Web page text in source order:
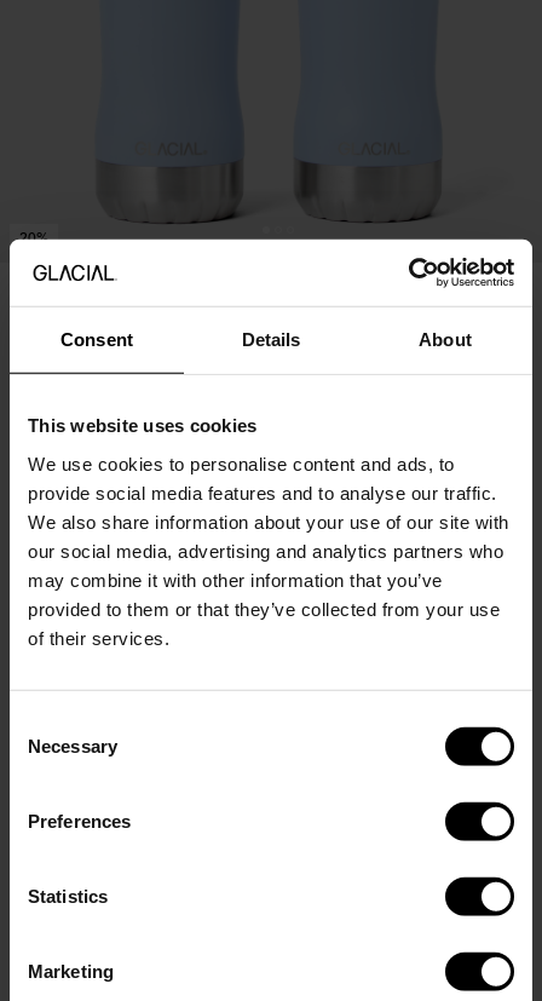
Consent Details About
This website uses cookies
We use cookies to personalise content and ads, to
provide social media features and to analyse our traffic.
We also share information about your use of our site with
our social media, advertising and analytics partners who
may combine it with other information that you’ve
provided to them or that they’ve collected from your use
of their services.
Selection
Necessary
Preferences
Statistics
Marketing
20%
70.95 USD 49.67 USD
Visa mer
Lägg till gravering (+0.00 USD 6.95 USD)
Beskrivning
och en 350ml termosmugg. Båda produkterna är tillverkade i
Flaskan håller drycken kall i upp till 24 timmar och varm i upp till
12. Termosmuggen håller drycken varm i upp till 6 timmar och